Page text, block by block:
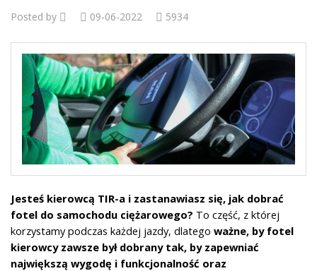
Posted by 09-06-2022 5934
Jesteś kierowcą TIR-a i zastanawiasz się, jak dobrać
fotel do samochodu ciężarowego? To część, z której
korzystamy podczas każdej jazdy, dlatego ważne, by fotel
kierowcy zawsze był dobrany tak, by zapewniać
największą wygodę i funkcjonalność oraz